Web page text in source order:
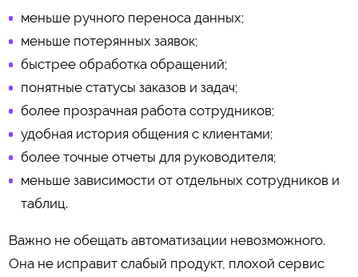
меньше ручного переноса данных;
меньше потерянных заявок;
быстрее обработка обращений;
понятные статусы заказов и задач;
более прозрачная работа сотрудников;
удобная история общения с клиентами;
более точные отчеты для руководителя;
меньше зависимости от отдельных сотрудников и
таблиц.
Важно не обещать автоматизации невозможного.
Она не исправит слабый продукт, плохой сервис